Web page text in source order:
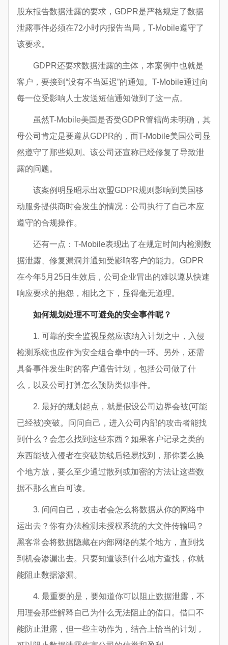
股东报告数据泄露的要求，GDPR是严格规定了数据
泄露事件必须在72小时内报告当局，T-Mobile遵守了
该要求。
GDPR还要求数据泄露的主体，本案例中也就是
客户，要接到“没有不当延迟”的通知。T-Mobile通过向
每一位受影响人士发送短信通知做到了这一点。
虽然T-Mobile美国是否受GDPR管辖尚未明确，其
母公司肯定是要遵从GDPR的，而T-Mobile美国公司显
然遵守了那些规则。该公司还宣称已经修复了导致泄
露的问题。
该案例明显昭示出欧盟GDPR规则影响到美国移
动服务提供商时会发生的情况：公司执行了自己本应
遵守的合规操作。
还有一点：T-Mobile表现出了在规定时间内检测数
据泄露、修复漏洞并通知受影响客户的能力。GDPR
在今年5月25日生效后，公司企业冒出的难以遵从快速
响应要求的抱怨，相比之下，显得毫无道理。
如何规划处理不可避免的安全事件呢？
1. 可靠的安全监视显然应该纳入计划之中，入侵
检测系统也应作为安全组合拳中的一环。另外，还需
具备事件发生时的客户通告计划，包括公司做了什
么，以及公司打算怎么预防类似事件。
2. 最好的规划起点，就是假设公司边界会被(可能
已经被)突破。问问自己，进入公司内部的攻击者能找
到什么？会怎么找到这些东西？如果客户记录之类的
东西能被入侵者在突破防线后轻易找到，那你要么换
个地方放，要么至少通过散列或加密的方法让这些数
据不那么直白可读。
3. 问问自己，攻击者会怎么将数据从你的网络中
运出去？你有办法检测未授权系统的大文件传输吗？
黑客常会将数据隐藏在内部网络的某个地方，直到找
到机会渗漏出去。只要知道该到什么地方查找，你就
能阻止数据渗漏。
4. 最重要的是，要知道你可以阻止数据泄露，不
用理会那些解释自己为什么无法阻止的借口。借口不
能防止泄露，但一些主动作为，结合上恰当的计划，